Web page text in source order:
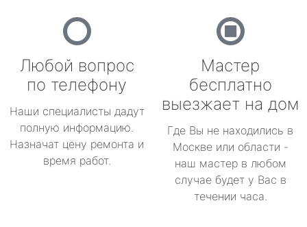
Любой вопрос
по телефону
Наши специалисты дадут
полную информацию.
Назначат цену ремонта и
время работ.
Мастер
бесплатно
выезжает на дом
Где Вы не находились в
Москве или области -
наш мастер в любом
случае будет у Вас в
течении часа.